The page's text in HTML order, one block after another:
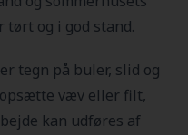
og i god stand.
tegn på buler, slid og
væv eller filt,
kan udføres af